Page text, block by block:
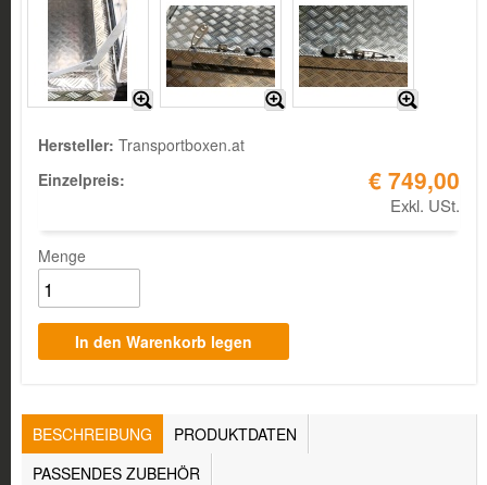
Hersteller: Transportboxen.at
Einzelpreis:
€ 749,00
Exkl. USt.
Menge
TABS
BESCHREIBUNG (AKTIVER
REITER)
PRODUKTDATEN
PASSENDES ZUBEHÖR